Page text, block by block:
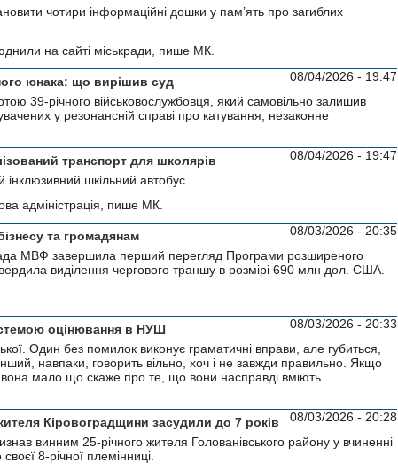
чотири інформаційні дошки у пам’ять про загиблих
на сайті міськради, пише МК.
08/04/2026 - 19:47
юнака: що вирішив суд
39-річного військовослужбовця, який самовільно залишив
у резонансній справі про катування, незаконне
08/04/2026 - 19:47
транспорт для школярів
шкільний автобус.
адміністрація, пише МК.
08/03/2026 - 20:35
та громадянам
МВФ завершила перший перегляд Програми розширеного
виділення чергового траншу в розмірі 690 млн дол. США.
08/03/2026 - 20:33
оцінювання в НУШ
Один без помилок виконує граматичні вправи, але губиться,
навпаки, говорить вільно, хоч і не завжди правильно. Якщо
мало що скаже про те, що вони насправді вміють.
08/03/2026 - 20:28
Кіровоградщини засудили до 7 років
винним 25-річного жителя Голованівського району у вчиненні
8-річної племінниці.